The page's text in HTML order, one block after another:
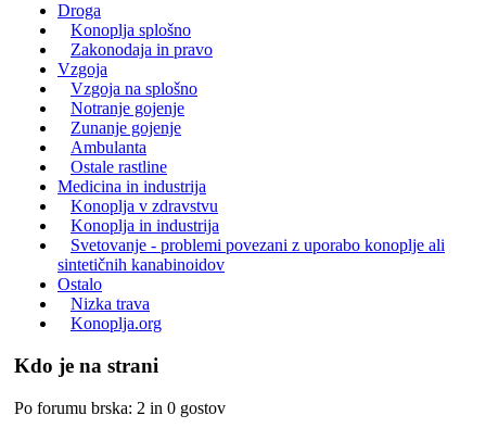
Droga
Konoplja splošno
Zakonodaja in pravo
Vzgoja
Vzgoja na splošno
Notranje gojenje
Zunanje gojenje
Ambulanta
Ostale rastline
Medicina in industrija
Konoplja v zdravstvu
Konoplja in industrija
Svetovanje - problemi povezani z uporabo konoplje ali
sintetičnih kanabinoidov
Ostalo
Nizka trava
Konoplja.org
Kdo je na strani
Po forumu brska: 2 in 0 gostov